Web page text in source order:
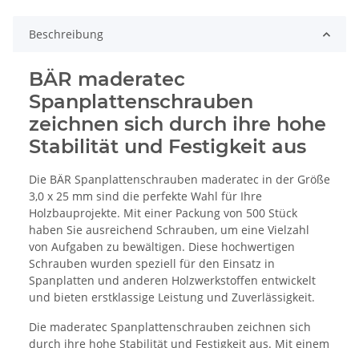
Beschreibung
BÄR maderatec
Spanplattenschrauben
zeichnen sich durch ihre hohe
Stabilität und Festigkeit aus
Die BÄR Spanplattenschrauben maderatec in der Größe
3,0 x 25 mm sind die perfekte Wahl für Ihre
Holzbauprojekte. Mit einer Packung von 500 Stück
haben Sie ausreichend Schrauben, um eine Vielzahl
von Aufgaben zu bewältigen. Diese hochwertigen
Schrauben wurden speziell für den Einsatz in
Spanplatten und anderen Holzwerkstoffen entwickelt
und bieten erstklassige Leistung und Zuverlässigkeit.
Die maderatec Spanplattenschrauben zeichnen sich
durch ihre hohe Stabilität und Festigkeit aus. Mit einem